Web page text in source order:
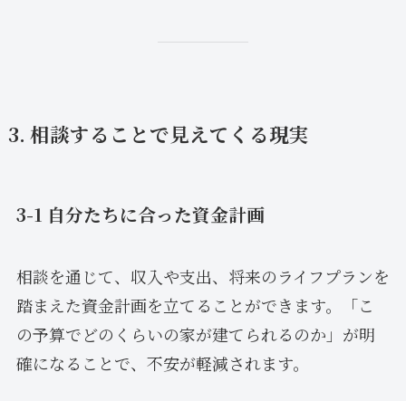
3. 相談することで見えてくる現実
3-1 自分たちに合った資金計画
相談を通じて、収入や支出、将来のライフプランを
踏まえた資金計画を立てることができます。「こ
の予算でどのくらいの家が建てられるのか」が明
確になることで、不安が軽減されます。